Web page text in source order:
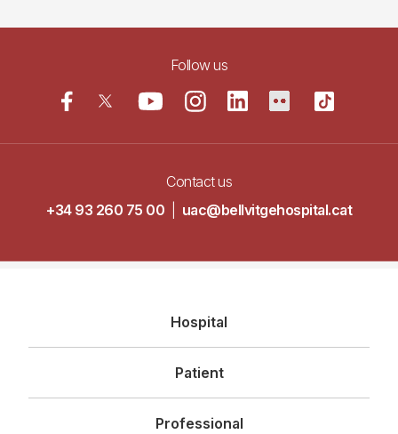
Follow us
Contact us
+34 93 260 75 00
uac@bellvitgehospital.cat
principal
Hospital
Patient
Professional